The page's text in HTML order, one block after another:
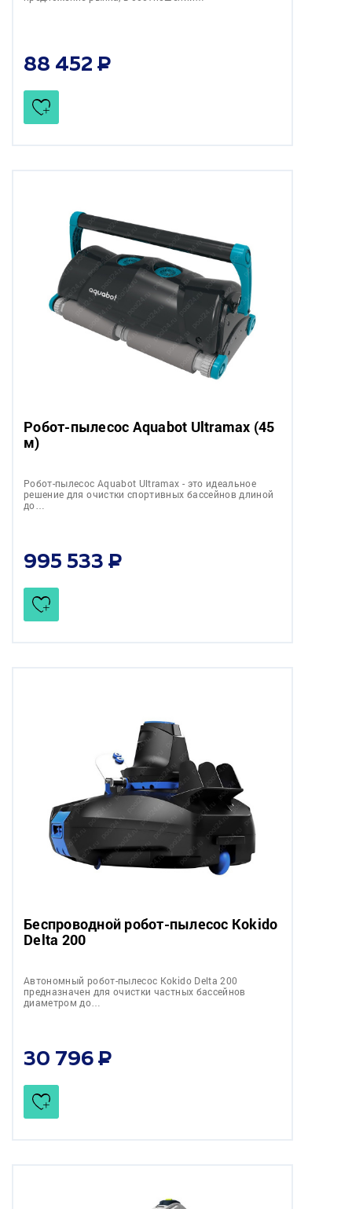
88 452
Робот-пылесоc Aquabot Ultramax (45
м)
Робот-пылесоc Aquabot Ultramax - это идеальное
решение для очистки спортивных бассейнов длиной
до…
995 533
Беспроводной робот-пылесоc Kokido
Delta 200
Автономный робот-пылесоc Kokido Delta 200
предназначен для очистки частных бассейнов
диаметром до…
30 796